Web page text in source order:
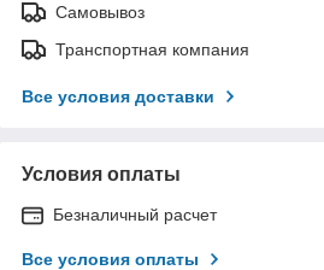
Самовывоз
Транспортная компания
Все условия доставки
Условия оплаты
Безналичный расчет
Все условия оплаты